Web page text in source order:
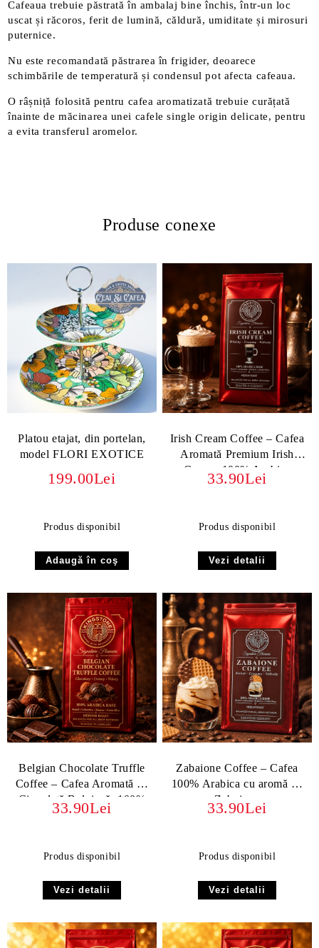
Cafeaua trebuie păstrată în ambalaj bine închis, într-un loc
uscat și răcoros, ferit de lumină, căldură, umiditate și mirosuri
puternice.
Nu este recomandată păstrarea în frigider, deoarece
schimbările de temperatură și condensul pot afecta cafeaua.
O râșniță folosită pentru cafea aromatizată trebuie curățată
înainte de măcinarea unei cafele single origin delicate, pentru
a evita transferul aromelor.
Produse conexe
Platou etajat, din portelan,
model FLORI EXOTICE
199.00Lei
Produs disponibil
Irish Cream Coffee – Cafea
Aromată Premium Irish
Cream, 100% Arabica
33.90Lei
Produs disponibil
Vezi detalii
Belgian Chocolate Truffle
Coffee – Cafea Aromată cu
Ciocolată Belgiană, 100%
Arabica
33.90Lei
Produs disponibil
Vezi detalii
Zabaione Coffee – Cafea
100% Arabica cu aromă de
Zabaione
33.90Lei
Produs disponibil
Vezi detalii